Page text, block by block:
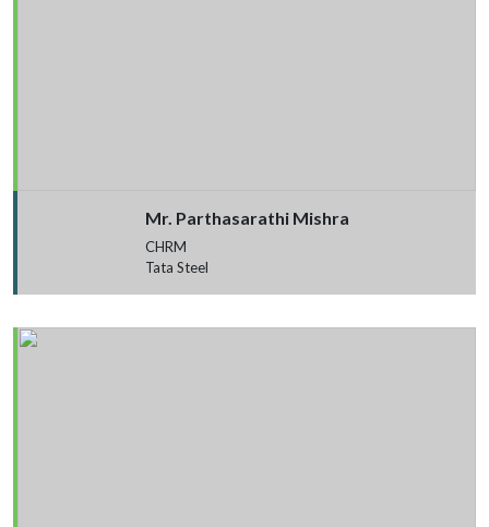
Mr. Parthasarathi Mishra
CHRM
Tata Steel